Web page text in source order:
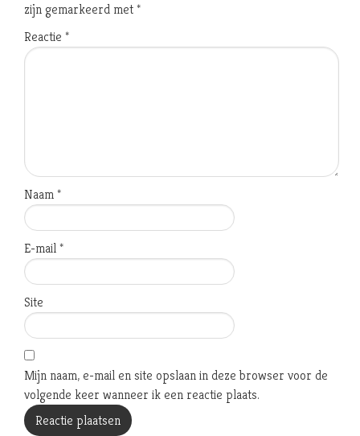
zijn gemarkeerd met*
Reactie *
Naam*
E-mail*
Site
Mijn naam, e-mail en site opslaan in deze browser voor de
volgende keer wanneer ik een reactie plaats.